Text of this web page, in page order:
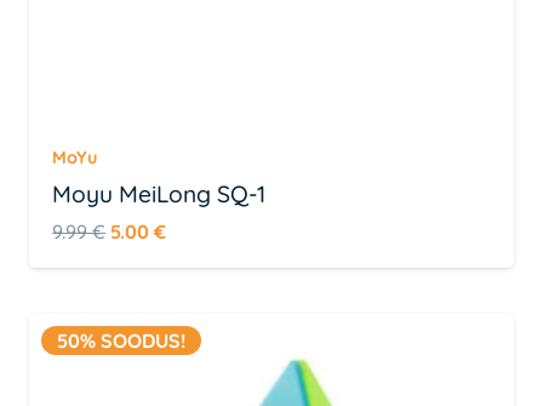
MoYu
Moyu MeiLong SQ-1
9.99€ Algne
hind
9.99 €.
5.00€Praegune
hind
5.00 €.
50% SOODUS!